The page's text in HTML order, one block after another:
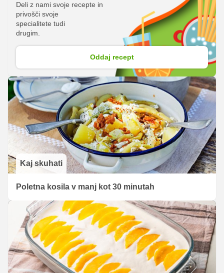
juho, ki vam ga razkrivamo v nadaljevanju ter sodelujete
v nagradni igri, v kateri lahko osvojite čudovito nagrado.
Deli z nami svoje recepte in
privošči svoje
specialitete tudi
drugim.
Oddaj recept
Kaj skuhati
Poletna kosila v manj kot 30 minutah